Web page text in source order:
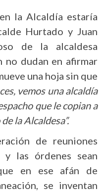
la Alcaldía estaría
Hurtado y Juan
de la alcaldesa
no dudan en afirmar
una hoja sin que
vemos una alcaldía
que le copian a
la Alcaldesa”.
de reuniones
y las órdenes sean
en ese afán de
se inventan